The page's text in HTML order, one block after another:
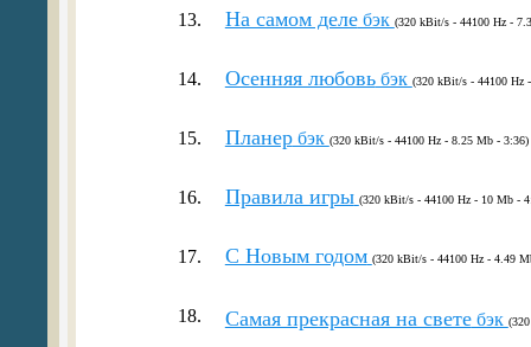
13. На самом делебэк (320 kBit/s - 44100 Hz -
14. Осенняя любовьбэк (320 kBit/s - 44100 Hz
15. Планербэк (320 kBit/s - 44100 Hz - 8.25 Mb - 3:36)
16. Правила игры (320 kBit/s - 44100 Hz - 10 Mb -
17. С Новым годом (320 kBit/s - 44100 Hz - 4.49
18. Самая прекрасная на светебэк